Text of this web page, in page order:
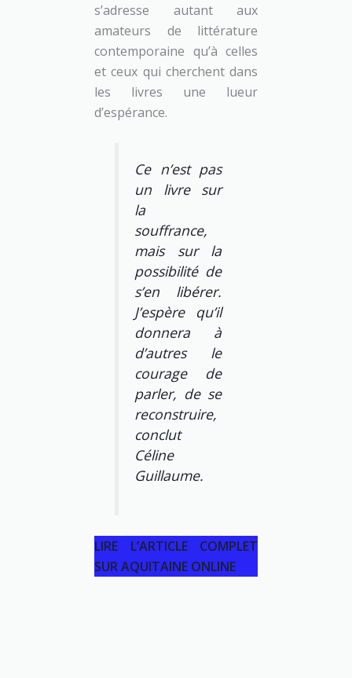
s’adresse autant aux
amateurs de littérature
contemporaine qu’à celles
et ceux qui cherchent dans
les livres une lueur
d’espérance.
Ce n’est pas
un livre sur
la
souffrance,
mais sur la
possibilité de
s’en libérer.
J’espère qu’il
donnera à
d’autres le
courage de
parler, de se
reconstruire,
conclut
Céline
Guillaume.
LIRE L’ARTICLE COMPLET
SUR AQUITAINE ONLINE